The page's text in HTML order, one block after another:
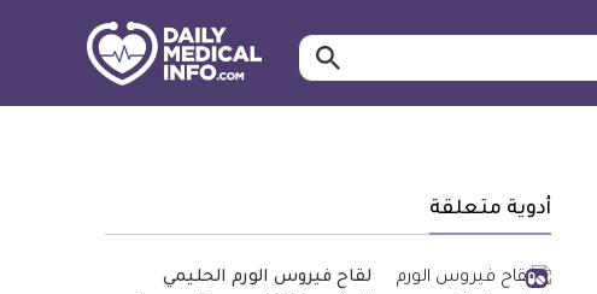
ابحث…
أدوية متعلقة
لقاح فيروس الورم الحليمي